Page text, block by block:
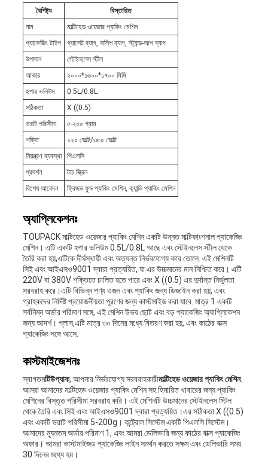
বৈশিষ্ট্য
বিস্তারিত
নাম
মাল্টিহেড ওয়েজার প্যাকিং মেশিন
প্যাকেজিং টাইপ
গ্যাসেট ব্যাগ, বালিশ ব্যাগ, স্ট্যান্ড-আপ ব্যাগ
উপাদান
স্টেইনলেস স্টীল
আকার
২০০০*১৬০০*১৭০০ মিমি
হপার ভলিউম
0.5L/0.8L
সঠিকতা
X ((0.5)
ভরাট পরিসীমা
৫-২০০ গ্রাম
শক্তি
২২০ ভোল্ট/৩৮০ ভোল্ট
নিয়ন্ত্রণ ব্যবস্থা
পিএলসি
প্রদর্শন
টাচ স্ক্রিন
বিশেষ আবেদন
ফ্রিজড ফুড প্যাকিং মেশিন, ক্যান্ডি প্যাকিং মেশিন
অ্যাপ্লিকেশনঃ
TOUPACK মাল্টিহেড ওয়েজার প্যাকিং মেশিন একটি উন্নত মাল্টিফাংশনাল প্যাকেজিং
মেশিন। এটি একটি হপার ভলিউম 0.5L/0.8L আছে এবং স্টেইনলেস স্টীল থেকে
তৈরি করা হয়,এটিকে দীর্ঘস্থায়ী এবং অত্যন্ত নির্ভরযোগ্য করে তোলে. এই মেশিনটি
সিই এবং আইএসও9001 দ্বারা প্রত্যয়িত, যা এর উচ্চমানের মান নিশ্চিত করে। এটি
220V বা 380V শক্তিতে চালিত হতে পারে এবং X ((0.5) এর দুর্দান্ত নির্ভুলতা
সরবরাহ করে।এটি বিভিন্ন পণ্য ওজন এবং প্যাকিং জন্য ডিজাইন করা হয়, এবং
গ্রাহকদের নির্দিষ্ট প্রয়োজনীয়তা পূরণের জন্য কাস্টমাইজ করা যাবে. মাত্র 1 একটি
সর্বনিম্ন অর্ডার পরিমাণ সঙ্গে, এই মেশিন উভয় ছোট এবং বড় প্যাকেজিং অ্যাপ্লিকেশন
জন্য আদর্শ। প্লাস,এটি মাত্র ৩০ দিনের মধ্যে বিতরণ করা হয়, এবং কাঠের বাক্স
প্যাকেজিং সঙ্গে আসে.
কাস্টমাইজেশনঃ
স্বাগতমটিউপ্যাক, আপনার নির্ভরযোগ্য সরবরাহকারীমাল্টিহেড ওয়েজার প্যাকিং মেশিন.
আমরা আমাদের মাল্টিহেড ওয়েজার প্যাকিং মেশিন সহ হিমায়িত খাবারের জন্য প্যাকিং
মেশিনের বিস্তৃত পরিসীমা সরবরাহ করি। এই মেশিনটি উচ্চমানের স্টেইনলেস স্টিল
থেকে তৈরি এবং সিই এবং আইএসও9001 দ্বারা প্রত্যয়িত।এর সঠিকতা X ((0.5)
এবং একটি ভরাট পরিসীমা 5-200g। কন্ট্রোল সিস্টেম একটি পিএলসি সিস্টেম।
আমাদের ন্যূনতম অর্ডার পরিমাণ 1, এবং আমরা ডেলিভারি জন্য কাঠের বাক্স প্যাকেজিং
অফার। আমরা কাস্টমাইজড প্যাকেজিং লাইন সমর্থন করতে সক্ষম এবং ডেলিভারি সময়
30 দিনের মধ্যে হয়।